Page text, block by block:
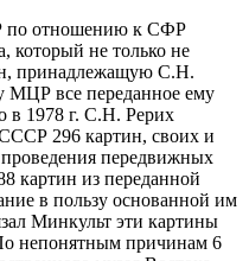
по отношению к СФР
который не только не
принадлежащую С.Н.
МЦР все переданное ему
в 1978 г. С.Н. Рерих
296 картин, своих и
передвижных
картин из переданной
в пользу основанной им
Минкульт эти картины
непонятным причинам 6